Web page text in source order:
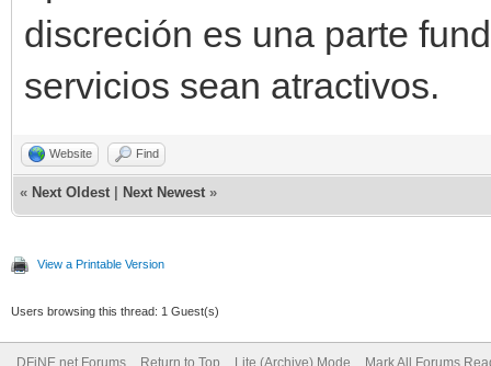
discreción es una parte
servicios sean atractivos.
Website Find
« Next Oldest Next Newest »
View a Printable Version
Users browsing this thread: 1 Guest(s)
DFiNE.net Forums Return to Top Lite (Archive) Mode Mark All Forums